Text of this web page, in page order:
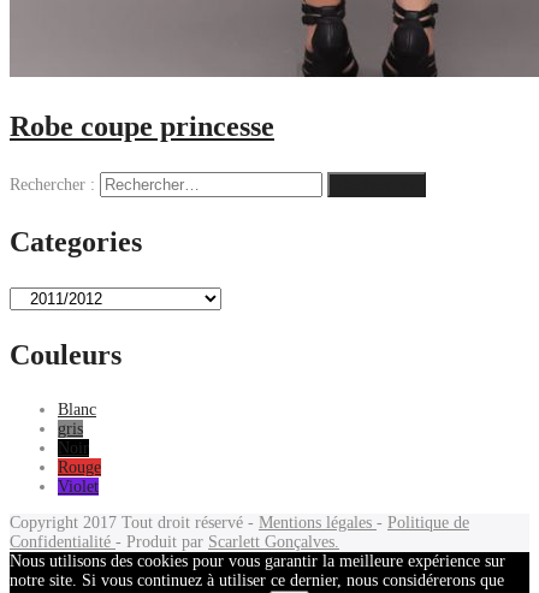
Robe coupe princesse
Rechercher :
Categories
Couleurs
Blanc
gris
Noir
Rouge
Violet
Copyright 2017 Tout droit réservé - Mentions légales - Politique de
Confidentialité - Produit par Scarlett Gonçalves.
Nous utilisons des cookies pour vous garantir la meilleure expérience sur
notre site. Si vous continuez à utiliser ce dernier, nous considérerons que